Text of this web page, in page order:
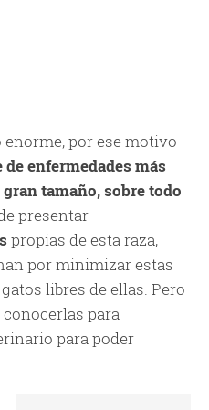
enorme, por ese motivo
enfermedades más
tamaño, sobre todo
presentar
propias de esta raza,
por minimizar estas
libres de ellas. Pero
conocerlas para
para poder